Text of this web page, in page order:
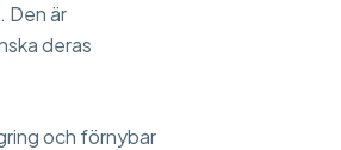
Den är
deras
och förnybar